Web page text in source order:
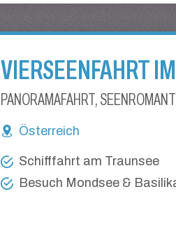
VIERSEENFAHRT
PANORAMAFAHRT,
Österreich
Schifffahrt am Traunsee
Besuch Mondsee &